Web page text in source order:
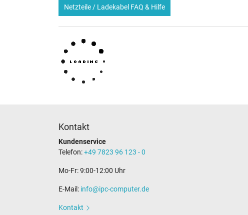
Netzteile / Ladekabel FAQ & Hilfe
Kontakt
Kundenservice
Telefon:+49 7823 96 123 - 0
Mo-Fr: 9:00-12:00 Uhr
E-Mail: info@ipc-computer.de
Kontakt